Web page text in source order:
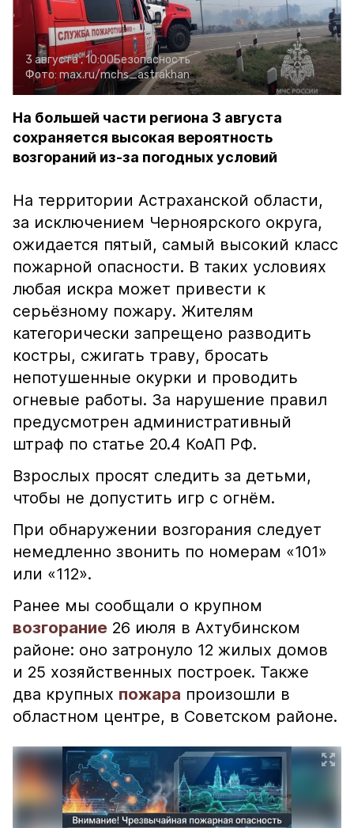
3 августа , 10:00Безопасность
Фото: max.ru/mchs_astrakhan
На большей части региона 3 августа
сохраняется высокая вероятность
возгораний из-за погодных условий
На территории Астраханской области,
за исключением Черноярского округа,
ожидается пятый, самый высокий класс
пожарной опасности. В таких условиях
любая искра может привести к
серьёзному пожару. Жителям
категорически запрещено разводить
костры, сжигать траву, бросать
непотушенные окурки и проводить
огневые работы. За нарушение правил
предусмотрен административный
штраф по статье 20.4 КоАП РФ.
Взрослых просят следить за детьми,
чтобы не допустить игр с огнём.
При обнаружении возгорания следует
немедленно звонить по номерам «101»
или «112».
Ранее мы сообщали о крупном
возгорание 26 июля в Ахтубинском
районе: оно затронуло 12 жилых домов
и 25 хозяйственных построек. Также
два крупных пожара произошли в
областном центре, в Советском районе.